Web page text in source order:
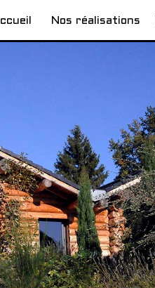
Nos réalisations